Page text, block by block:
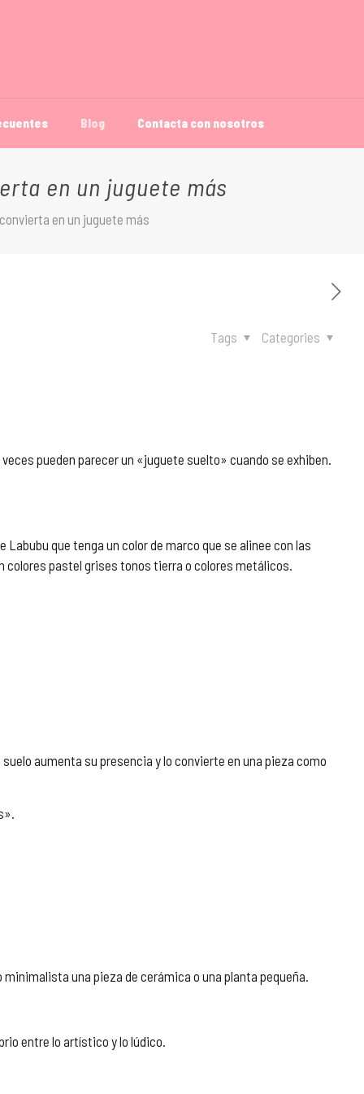
Blog Contacta con nosotros
en un juguete más
en un juguete más
Categories
Tags
pueden parecer un «juguete suelto» cuando se exhiben.
que tenga un color de marco que se alinee con las
colores pastel grises tonos tierra o colores metálicos.
aumenta su presencia y lo convierte en una pieza como
una pieza de cerámica o una planta pequeña.
entre lo artístico y lo lúdico.